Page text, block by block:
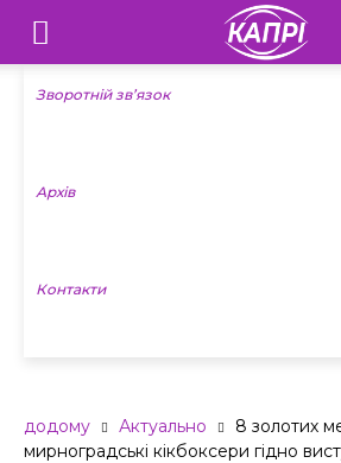
Телебачення
«Капрі»
Новини
Зворотній зв’язок
Архів
Контакти
додому Актуально
8 золотих
мирноградські кікбоксери гідно